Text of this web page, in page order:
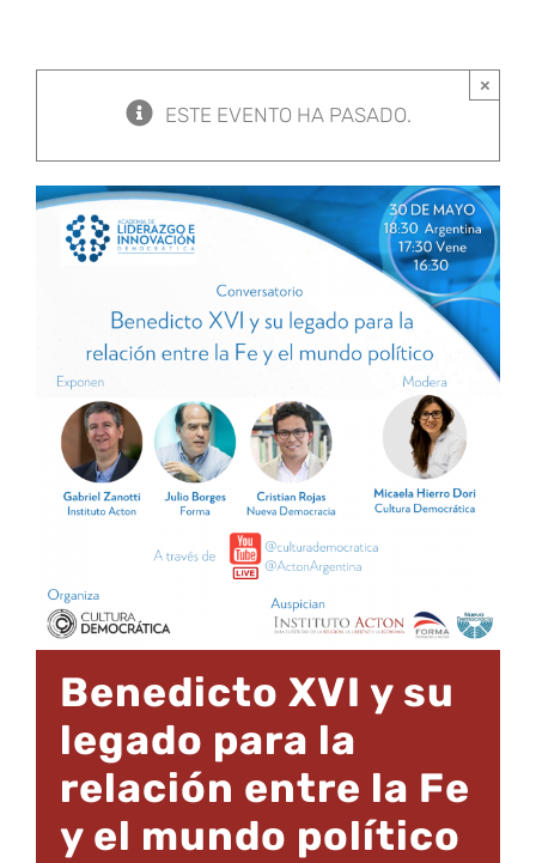
ESTE EVENTO HA PASADO.
×
Benedicto XVI y su
legado para la
relación entre la Fe
y el mundo político